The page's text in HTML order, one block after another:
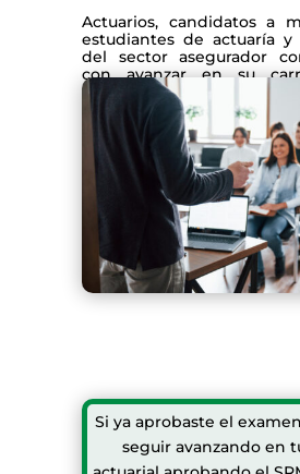
Actuarios, candidatos a
estudiantes de actuaría y
del sector asegurador
con avanzar en su
mediante la certificación
de la Society of Actuaries.
Si ya aprobaste el
seguir avanzando en